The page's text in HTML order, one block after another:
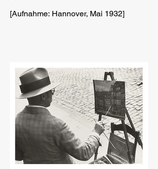
[Aufnahme: Hannover, Mai 1932]